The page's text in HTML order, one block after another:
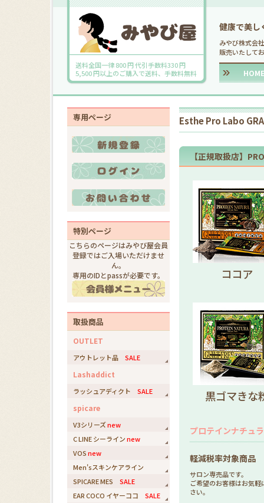
送料全国一律 800 円 代引手数料330 円
5,500 円以上のご購入で送料、手数料無料
健康で美し
みやび株式会
販売いたして
HOME
専用ページ
特別ページ
こちらのページはみやび屋会員
登録ではご入場いただけませ
ん。
専用のIDとpassが必要です。
取扱商品
OUTLET
アウトレット品 SALE
Lashaddict
ラッシュアディクト SALE
spicare
V3シリーズnew
C LINE シーラインnew
VOSnew
Men'sスキンケアライン
SPICARE MES SALE
EAR COCO イヤーココ SALE
Esthe Pro Labo
【正規取扱店】
ココア
黒ゴマきな
プロテインナチュ
軽減税率対象商品
サロン専売品です。
ご希望のお客様はお気軽
さい。